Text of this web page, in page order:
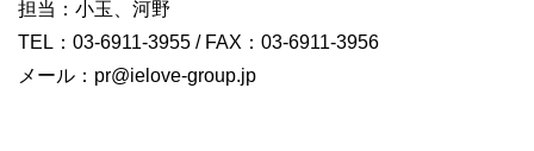
担当：小玉、河野
TEL：03-6911-3955 / FAX：03-6911-3956
メール：pr@ielove-group.jp